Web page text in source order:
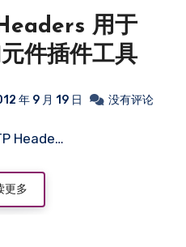
用于
件插件工具
年 9 月 19 日 没有评论
Heade…
更多